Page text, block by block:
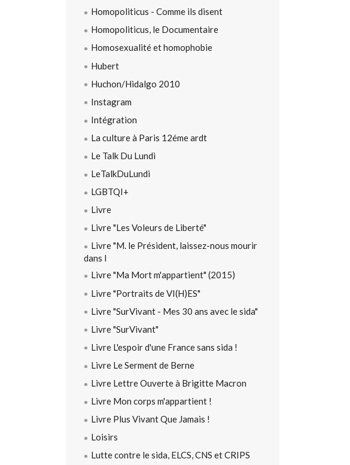
Homopoliticus - Comme ils disent
Homopoliticus, le Documentaire
Homosexualité et homophobie
Hubert
Huchon/Hidalgo 2010
Instagram
Intégration
La culture à Paris 12éme ardt
Le Talk Du Lundi
LeTalkDuLundi
LGBTQI+
Livre
Livre "Les Voleurs de Liberté"
Livre "M. le Président, laissez-nous mourir
dans l
Livre "Ma Mort m'appartient" (2015)
Livre "Portraits de VI(H)ES"
Livre "SurVivant - Mes 30 ans avec le sida"
Livre "SurVivant"
Livre L'espoir d'une France sans sida !
Livre Le Serment de Berne
Livre Lettre Ouverte à Brigitte Macron
Livre Mon corps m'appartient !
Livre Plus Vivant Que Jamais !
Loisirs
Lutte contre le sida, ELCS, CNS et CRIPS